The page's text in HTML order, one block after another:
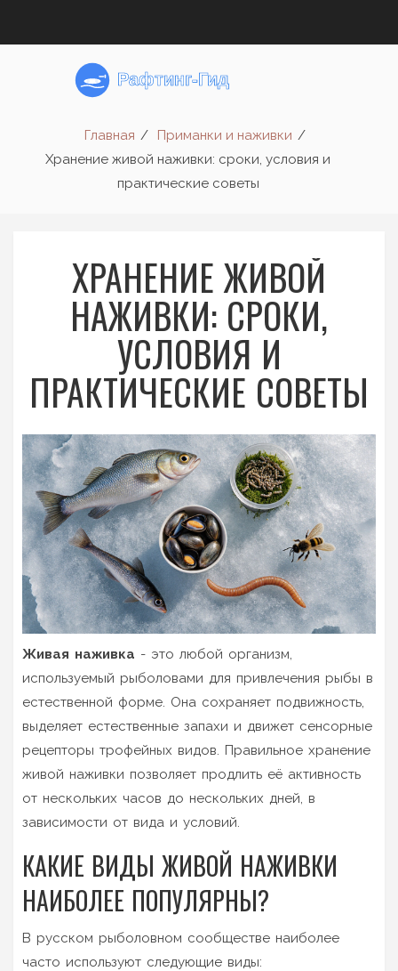
Главная
Приманки и наживки
Хранение живой наживки: сроки, условия и
практические советы
ХРАНЕНИЕ ЖИВОЙ
НАЖИВКИ: СРОКИ,
УСЛОВИЯ И
ПРАКТИЧЕСКИЕ СОВЕТЫ
Живая наживка - это любой организм,
используемый рыболовами для привлечения рыбы в
естественной форме. Она сохраняет подвижность,
выделяет естественные запахи и движет сенсорные
рецепторы трофейных видов. Правильное хранение
живой наживки позволяет продлить её активность
от нескольких часов до нескольких дней, в
зависимости от вида и условий.
КАКИЕ ВИДЫ ЖИВОЙ НАЖИВКИ
НАИБОЛЕЕ ПОПУЛЯРНЫ?
В русском рыболовном сообществе наиболее
часто используют следующие виды: